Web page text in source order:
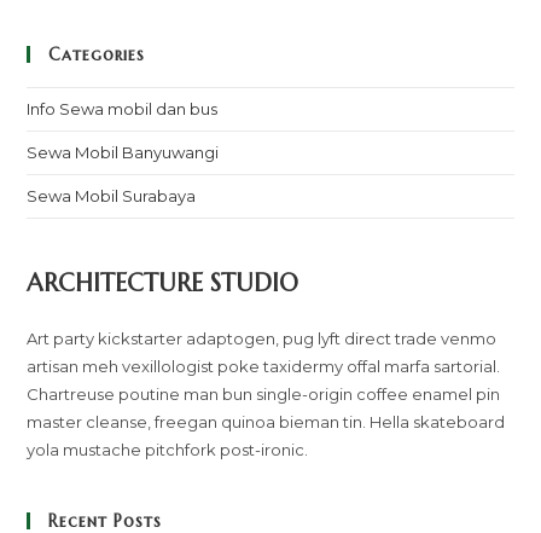
Categories
Info Sewa mobil dan bus
Sewa Mobil Banyuwangi
Sewa Mobil Surabaya
ARCHITECTURE STUDIO
Art party kickstarter adaptogen, pug lyft direct trade venmo
artisan meh vexillologist poke taxidermy offal marfa sartorial.
Chartreuse poutine man bun single-origin coffee enamel pin
master cleanse, freegan quinoa bieman tin. Hella skateboard
yola mustache pitchfork post-ironic.
Recent Posts